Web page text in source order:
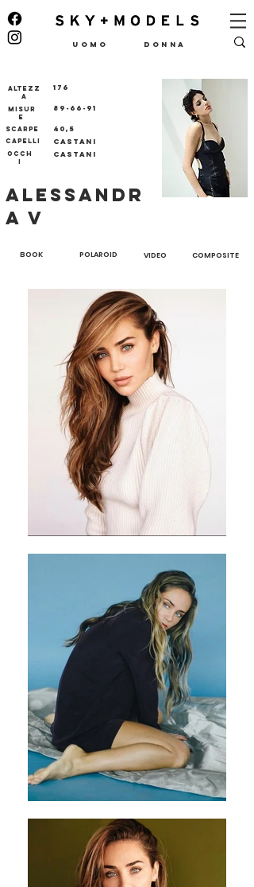
UOMO DONNA
ALESSANDR
A V
ALTEZZ
A
MISUR
E
176
89-66-91
SCARPE 40,5
CAPELLI CASTANI
OCCH
I
CASTANI
BOOK POLAROID VIDEO COMPOSITE